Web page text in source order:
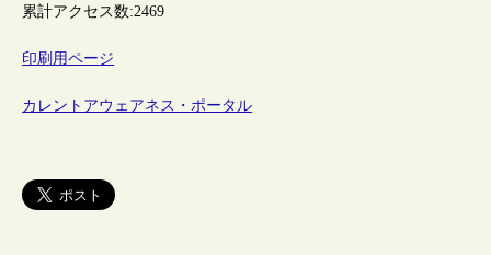
累計アクセス数:2469
印刷用ページ
カレントアウェアネス・ポータル